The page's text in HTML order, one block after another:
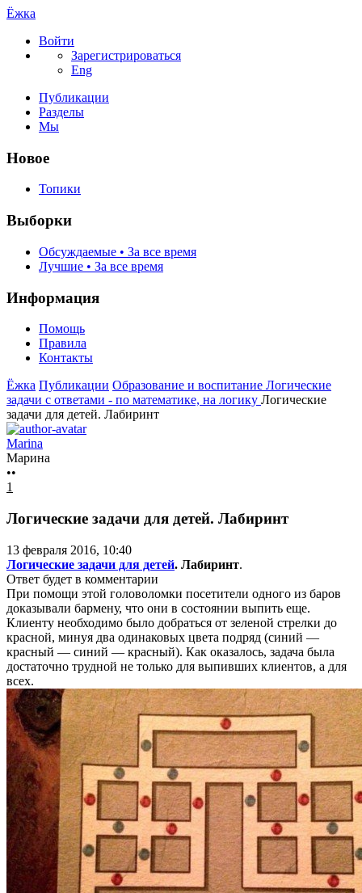
Ёжка
Войти
Зарегистрироваться
Eng
Публикации
Разделы
Мы
Новое
Топики
Выборки
Обсуждаемые • За все время
Лучшие • За все время
Информация
Помощь
Правила
Контакты
Ёжка Публикации Образование и воспитание Логические
задачи с ответами - по математике, на логику Логические
задачи для детей. Лабиринт
Marina
Марина
••
1
Логические задачи для детей. Лабиринт
13 февраля 2016, 10:40
Логические задачи для детей. Лабиринт.
Ответ будет в комментарии
При помощи этой головоломки посетители одного из баров
доказывали бармену, что они в состоянии выпить еще.
Клиенту необходимо было добраться от зеленой стрелки до
красной, минуя два одинаковых цвета подряд (синий —
красный — синий — красный). Как оказалось, задача была
достаточно трудной не только для выпивших клиентов, а для
всех.